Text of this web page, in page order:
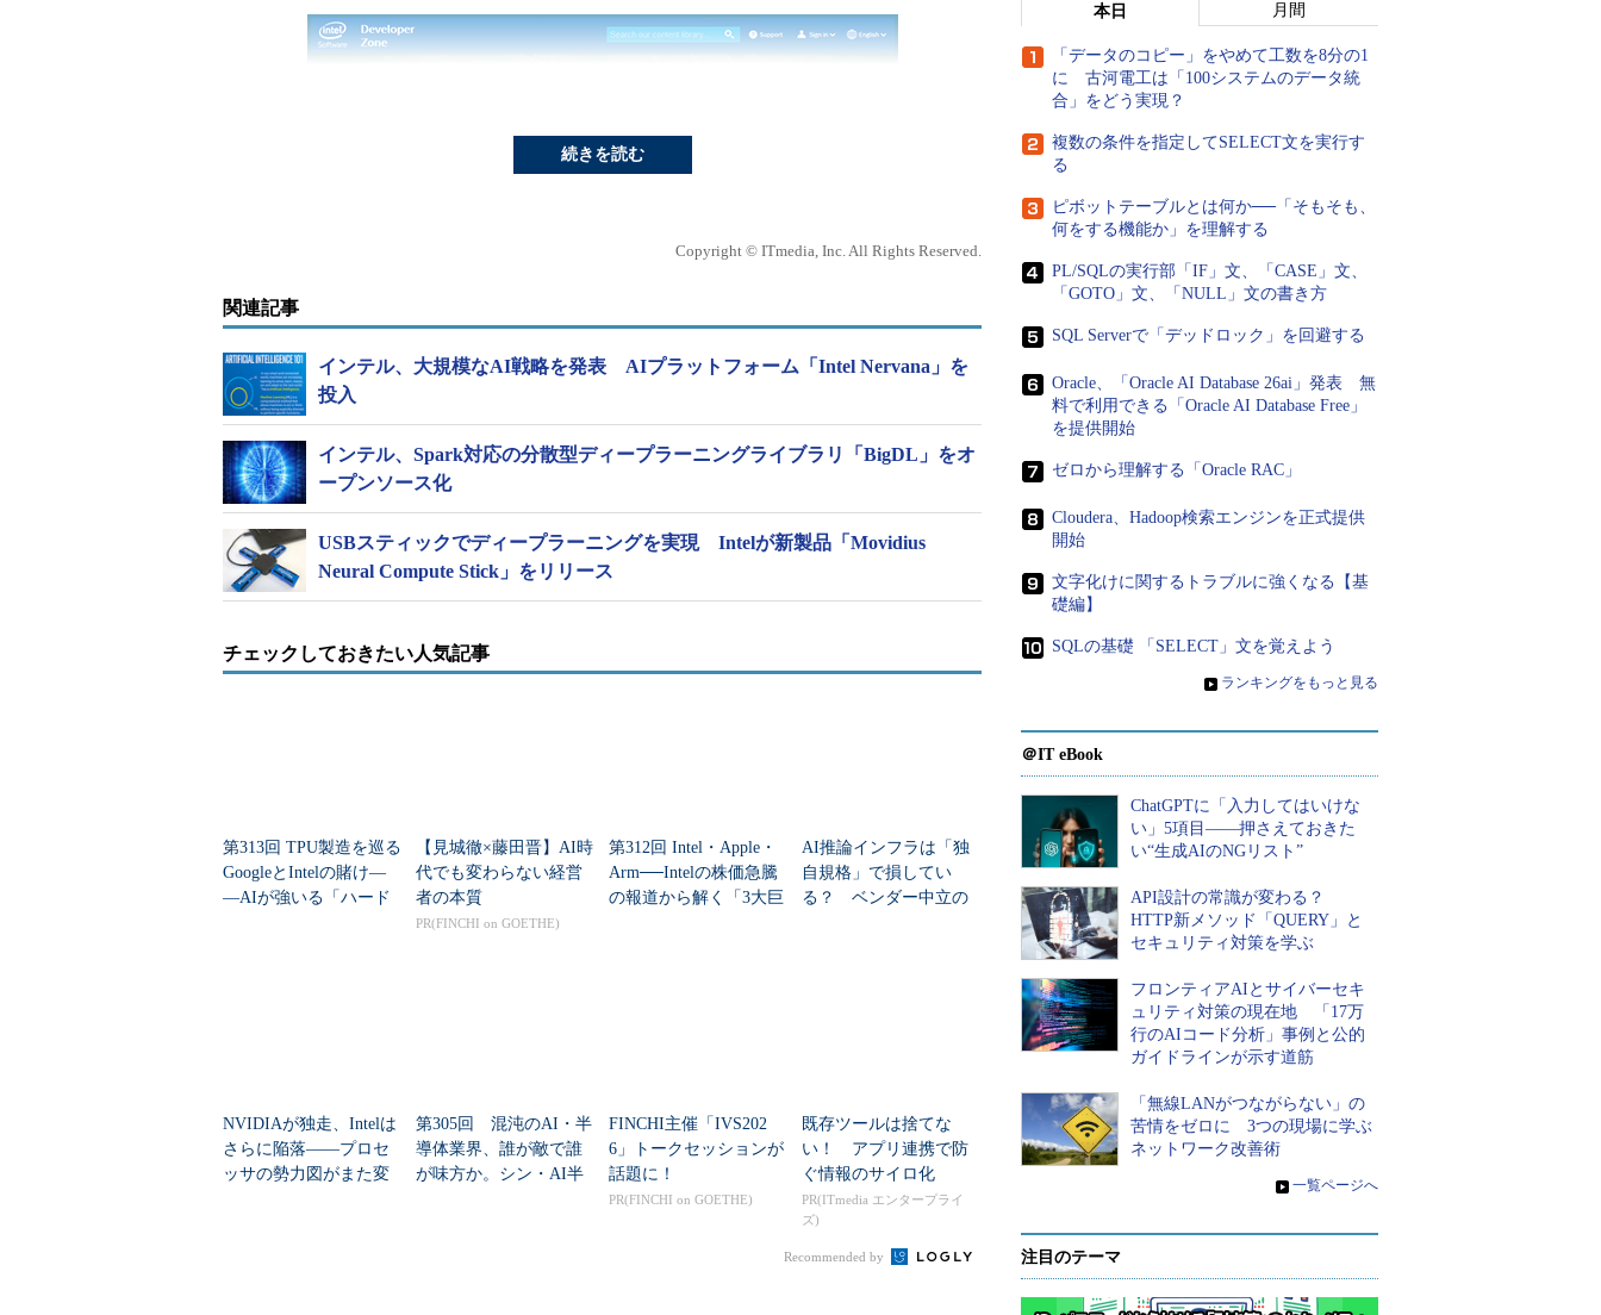
「Intel Nervana DevCloud」のWebサイト
またIntelは、Tata Consultancy Services（TCS）と共同で「Artificial Intelligence Center of
ションの概念化から開発、実装までのプロセスを支援することも発表した。具体的に
は、学術コミュニティーと協力し、新しいAIアルゴリズムの開発、AI研究プロジェクト
専門家の助言も受けられる。
続きを読む
Copyright © ITmedia, Inc. All Rights Reserved.
関連記事
インテル、大規模なAI戦略を発表 AIプラットフォーム「Intel Nervana」を
投入
インテル、Spark対応の分散型ディープラーニングライブラリ「BigDL」をオ
ープンソース化
USBスティックでディープラーニングを実現 Intelが新製品「Movidius
Neural Compute Stick」をリリース
チェックしておきたい人気記事
第313回 TPU製造を巡る
GoogleとIntelの賭け―
―AIが強いる「ハード
【見城徹×藤田晋】AI時
代でも変わらない経営
者の本質
PR(FINCHI on GOETHE)
第312回 Intel・Apple・
Arm──Intelの株価急騰
の報道から解く「3大巨
AI推論インフラは「独
自規格」で損してい
る？ ベンダー中立の
NVIDIAが独走、Intelは
さらに陥落――プロセ
ッサの勢力図がまた変
第305回 混沌のAI・半
導体業界、誰が敵で誰
が味方か。シン・AI半
FINCHI主催「IVS202
6」トークセッションが
話題に！
PR(FINCHI on GOETHE)
既存ツールは捨てな
い！ アプリ連携で防
ぐ情報のサイロ化
PR(ITmedia エンタープライ
ズ)
Recommended by
本日 月間
「データのコピー」をやめて工数を8分の1
に 古河電工は「100システムのデータ統
合」をどう実現？
複数の条件を指定してSELECT文を実行す
る
ピボットテーブルとは何か──「そもそも、
何をする機能か」を理解する
PL/SQLの実行部「IF」文、「CASE」文、
「GOTO」文、「NULL」文の書き方
SQL Serverで「デッドロック」を回避する
Oracle、「Oracle AI Database 26ai」発表 無
料で利用できる「Oracle AI Database Free」
を提供開始
ゼロから理解する「Oracle RAC」
Cloudera、Hadoop検索エンジンを正式提供
開始
文字化けに関するトラブルに強くなる【基
礎編】
SQLの基礎 「SELECT」文を覚えよう
» ランキングをもっと見る
＠IT eBook
ChatGPTに「入力してはいけな
い」5項目――押さえておきた
い“生成AIのNGリスト”
API設計の常識が変わる？
HTTP新メソッド「QUERY」と
セキュリティ対策を学ぶ
フロンティアAIとサイバーセキ
ュリティ対策の現在地 「17万
行のAIコード分析」事例と公的
ガイドラインが示す道筋
「無線LANがつながらない」の
苦情をゼロに 3つの現場に学ぶ
ネットワーク改善術
» 一覧ページへ
注目のテーマ